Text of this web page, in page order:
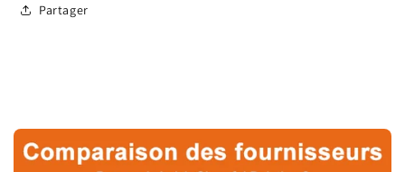
Partager